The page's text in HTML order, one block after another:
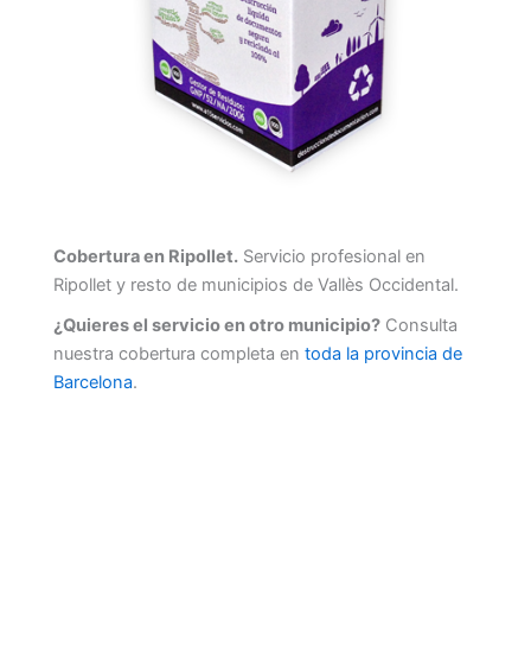
Cobertura en Ripollet. Servicio profesional en
Ripollet y resto de municipios de Vallès Occidental.
¿Quieres el servicio en otro municipio? Consulta
nuestra cobertura completa en toda la provincia de
Barcelona.